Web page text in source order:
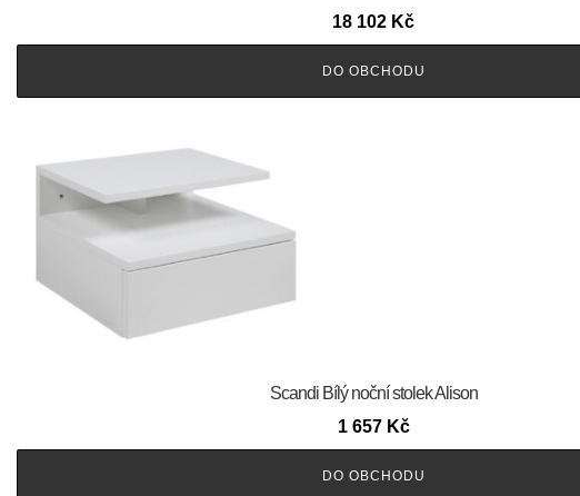
18 102 Kč
DO OBCHODU
Scandi Bílý noční stolek Alison
1 657 Kč
DO OBCHODU